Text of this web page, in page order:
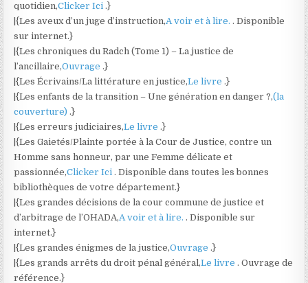
quotidien,Clicker Ici.}
|{Les aveux d’un juge d’instruction,A voir et à lire.. Disponible
sur internet.}
|{Les chroniques du Radch (Tome 1) – La justice de
l’ancillaire,Ouvrage.}
|{Les Écrivains/La littérature en justice,Le livre.}
|{Les enfants de la transition – Une génération en danger ?,(la
couverture).}
|{Les erreurs judiciaires,Le livre.}
|{Les Gaietés/Plainte portée à la Cour de Justice, contre un
Homme sans honneur, par une Femme délicate et
passionnée,Clicker Ici. Disponible dans toutes les bonnes
bibliothèques de votre département.}
|{Les grandes décisions de la cour commune de justice et
d’arbitrage de l’OHADA,A voir et à lire.. Disponible sur
internet.}
|{Les grandes énigmes de la justice,Ouvrage.}
|{Les grands arrêts du droit pénal général,Le livre. Ouvrage de
référence.}